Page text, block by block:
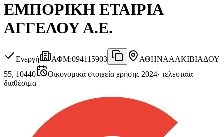
ΕΜΠΟΡΙΚΗ ΕΤΑΙΡΙΑ
ΑΓΓΕΛΟΥ Α.Ε.
Ενεργή ΑΦΜ:094115903 ΑΘΗΝΑΑΛΚΙΒΙΑΔΟΥ
55, 10440
Οικονομικά στοιχεία χρήσης 2024· τελευταία
διαθέσιμα